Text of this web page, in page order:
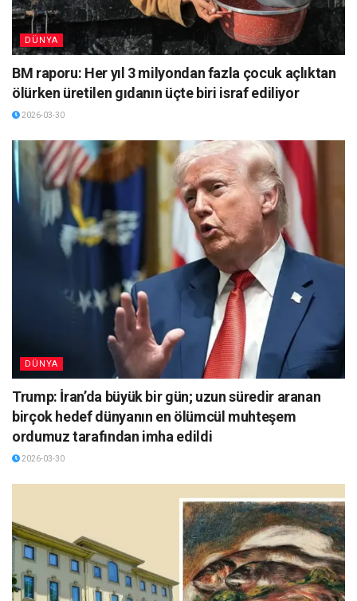
DÜNYA
BM raporu: Her yıl 3 milyondan fazla çocuk açlıktan
ölürken üretilen gıdanın üçte biri israf ediliyor
2026-03-30
DÜNYA
Trump: İran’da büyük bir gün; uzun süredir aranan
birçok hedef dünyanın en ölümcül muhteşem
ordumuz tarafından imha edildi
2026-03-30